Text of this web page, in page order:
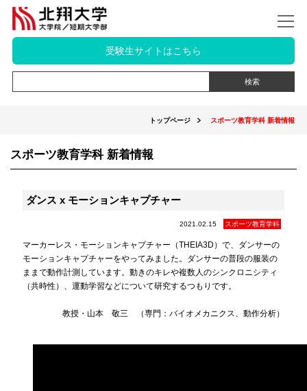
受験生サイトはこちら
トップページ スポーツ教育学科 新着情報
スポーツ教育学科 新着情報
ダンス x モーションキャプチャー
2021.02.15 スポーツ教育学科
マーカーレス・モーションキャプチャー（THEIA3D）で、ダンサーの
モーションキャプチャーをやってみました。ダンサーの普段の服装の
ままで動作計測しています。動きのキレや複数人のシンクロニシティ
（共時性）、運動学習などについて研究するつもりです。
教授・山本 敬三 （専門：バイオメカニクス、動作分析）